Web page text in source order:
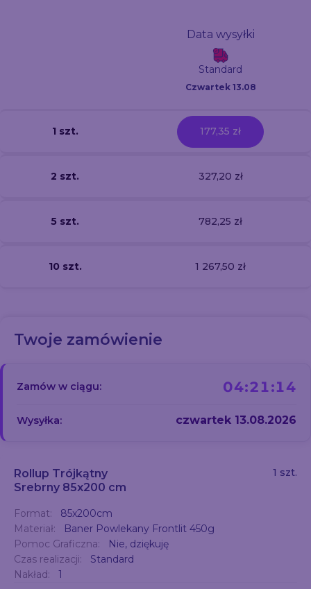
Data wysyłki
Standard
Czwartek 13.08
1 szt. 177,35 zł
2 szt. 327,20 zł
5 szt. 782,25 zł
10 szt. 1 267,50 zł
Twoje zamówienie
Zamów w ciągu: 04:21:12
Wysyłka: czwartek 13.08.2026
Rollup Trójkątny
Srebrny 85x200 cm
1 szt.
Format:
85x200cm
Materiał:
Baner Powlekany Frontlit 450g
Pomoc Graficzna:
Nie, dziękuję
Czas realizacji:
Standard
Nakład:
1